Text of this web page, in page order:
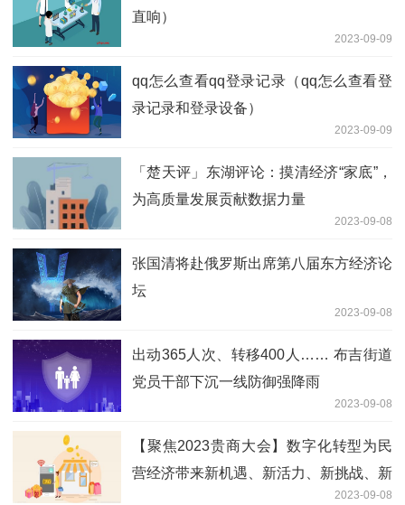
直响）
2023-09-09
qq怎么查看qq登录记录（qq怎么查看登
录记录和登录设备）
2023-09-09
「楚天评」东湖评论：摸清经济“家底”，
为高质量发展贡献数据力量
2023-09-08
张国清将赴俄罗斯出席第八届东方经济论
坛
2023-09-08
出动365人次、转移400人…… 布吉街道
党员干部下沉一线防御强降雨
2023-09-08
【聚焦2023贵商大会】数字化转型为民
营经济带来新机遇、新活力、新挑战、新
2023-09-08